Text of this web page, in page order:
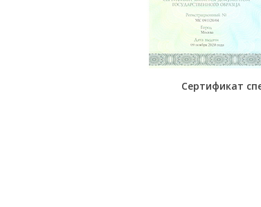
Сертификат